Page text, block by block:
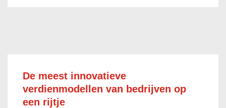
De meest innovatieve
verdienmodellen van bedrijven op
een rijtje